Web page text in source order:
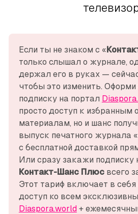
Если ты не знаком с «
только слышал о журнале,
держал его в руках —
чтобы это изменить.
подписку на портал
просто доступ к избранным
материалам, но и шанс
выпуск печатного журнала
с бесплатной доставкой
Контакт-Шанс Плюс всего
Этот тариф включает в
Diaspora.world +